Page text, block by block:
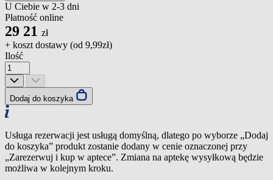
U Ciebie w 2-3 dni
Płatność online
29 21 zł
+ koszt dostawy (od 9,99zł)
Ilość
Dodaj do koszyka
Usługa rezerwacji jest usługą domyślną, dlatego po wyborze „Dodaj
do koszyka” produkt zostanie dodany w cenie oznaczonej przy
„Zarezerwuj i kup w aptece”. Zmiana na aptekę wysyłkową będzie
możliwa w kolejnym kroku.